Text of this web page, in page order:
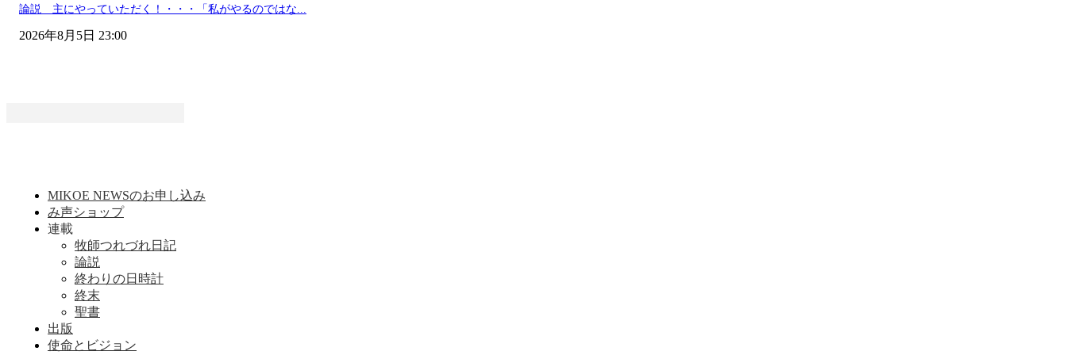
論説 主にやっていただく！・・・「私がやるのではな...
2026年8月5日 23:00
MIKOE NEWSのお申し込み
み声ショップ
連載
牧師つれづれ日記
論説
終わりの日時計
終末
聖書
出版
使命とビジョン